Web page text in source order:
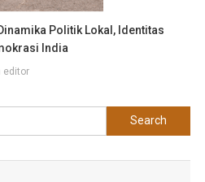
Politik Lokal, Identitas
India
editor
Search
for: